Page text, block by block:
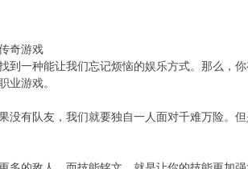
奇游戏
到一种能让我们忘记烦恼的娱乐方式。那么，
游戏。
没有队友，我们就要独自一人面对千难万险